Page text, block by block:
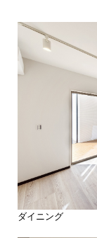
ダイニング